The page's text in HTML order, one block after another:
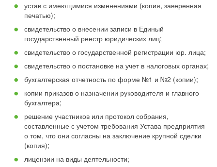
устав с имеющимися изменениями (копия, заверенная
печатью);
свидетельство о внесении записи в Единый
государственный реестр юридических лиц;
свидетельство о государственной регистрации юр. лица;
свидетельство о постановке на учет в налоговых органах;
бухгалтерская отчетность по форме №1 и №2 (копии);
копии приказов о назначении руководителя и главного
бухгалтера;
решение участников или протокол собрания,
составленные с учетом требования Устава предприятия
о том, что они согласны на заключение крупной сделки
(копия);
лицензии на виды деятельности;